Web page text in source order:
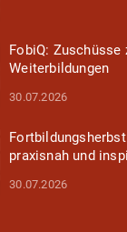
FobiQ: Zuschüsse
Weiterbildungen
30.07.2026
praxisnah und
30.07.2026